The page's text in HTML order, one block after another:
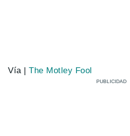
Vía |The Motley Fool